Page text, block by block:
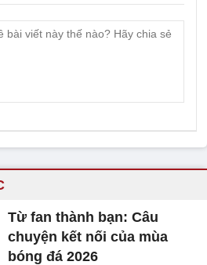
Từ fan thành bạn: Câu
chuyện kết nối của mùa
bóng đá 2026